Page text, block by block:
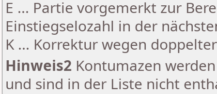
E ... Partie vorgemerkt zur
Einstiegselozahl in der
K ... Korrektur wegen
Hinweis2 Kontumazen
und sind in der Liste nicht